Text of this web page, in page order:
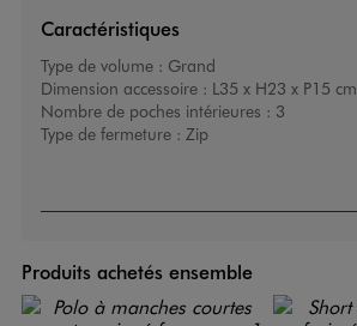
Caractéristiques
Type de volume : Grand
Dimension accessoire : L35 x H23 x P15 cm
Nombre de poches intérieures : 3
Type de fermeture : Zip
Produits achetés ensemble